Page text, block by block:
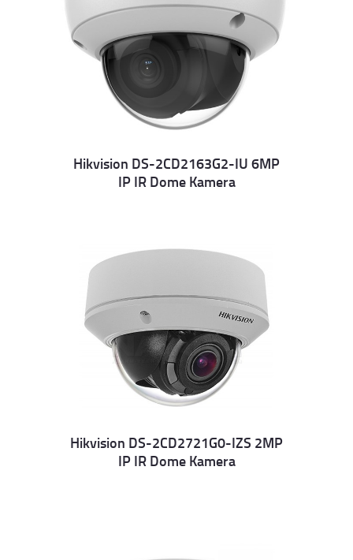
Details
Hikvision DS-2CD2163G2-IU 6MP
IP IR Dome Kamera
Details
Hikvision DS-2CD2721G0-IZS 2MP
IP IR Dome Kamera